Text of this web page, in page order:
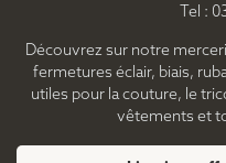
Tel :
Découvrez sur notre
fermetures éclair, biais,
utiles pour la couture, le
vêtements et